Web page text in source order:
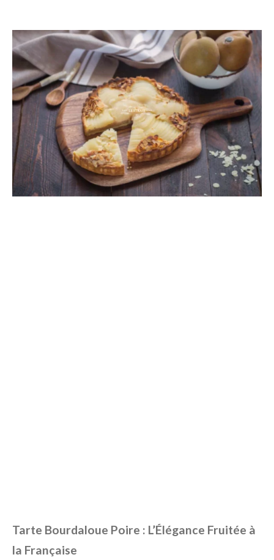
Tarte Bourdaloue Poire : L’Élégance Fruitée à
la Française